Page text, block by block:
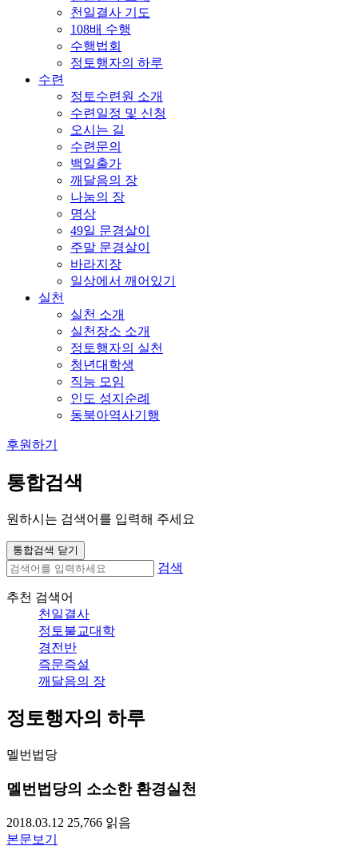
천일결사 기도
108배 수행
수행법회
정토행자의 하루
수련
정토수련원 소개
수련일정 및 신청
오시는 길
수련문의
백일출가
깨달음의 장
나눔의 장
명상
49일 문경살이
주말 문경살이
바라지장
일상에서 깨어있기
실천
실천 소개
실천장소 소개
정토행자의 실천
청년대학생
직능 모임
인도 성지순례
동북아역사기행
후원하기
통합검색
원하시는 검색어를 입력해 주세요
통합검색 닫기
검색
추천 검색어
천일결사
정토불교대학
경전반
즉문즉설
깨달음의 장
정토행자의 하루
멜번법당
멜번법당의 소소한 환경실천
2018.03.12 25,766 읽음
본문보기